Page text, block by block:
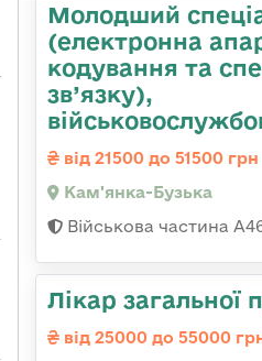
Молодший
(електронна
кодування та
зв’язку),
від 21500 до 51500 грн
Кам'янка-Бузька
Військова частина
Лікар загальної
від 25000 до 55000